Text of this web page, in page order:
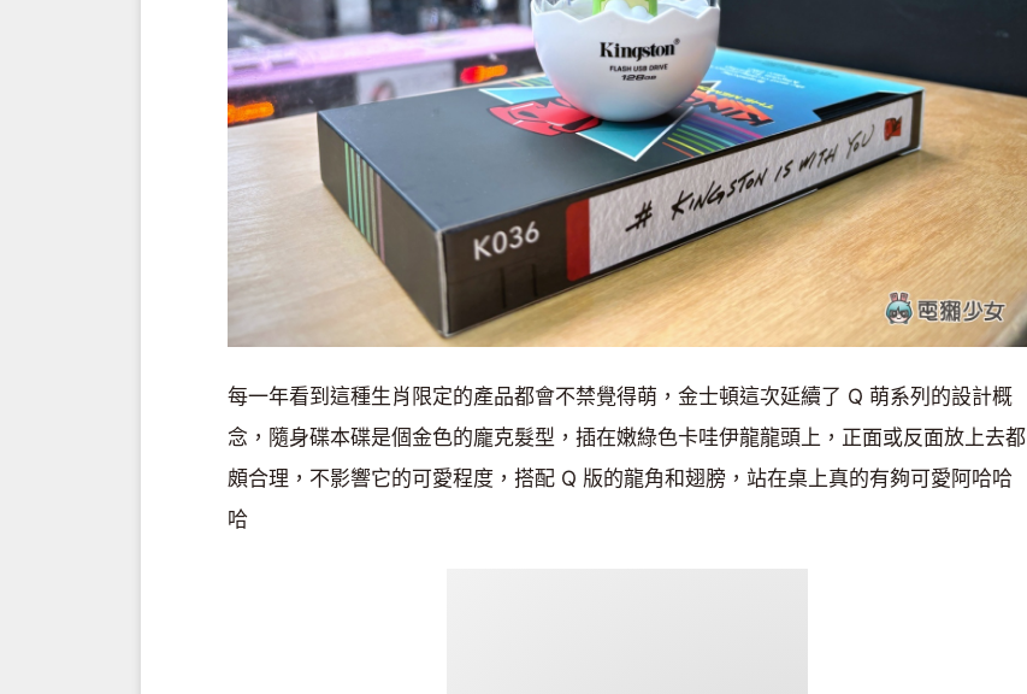
每一年看到這種生肖限定的產品都會不禁覺得萌，金士頓這次延續了 Q 萌系列的設計概
念，隨身碟本碟是個金色的龐克髮型，插在嫩綠色卡哇伊龍龍頭上，正面或反面放上去都
頗合理，不影響它的可愛程度，搭配 Q 版的龍角和翅膀，站在桌上真的有夠可愛阿哈哈
哈